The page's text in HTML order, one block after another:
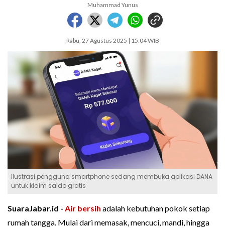
Muhammad Yunus
Rabu, 27 Agustus 2025 | 15:04 WIB
Ilustrasi pengguna smartphone sedang membuka aplikasi DANA
untuk klaim saldo gratis
SuaraJabar.id - Air bersih adalah kebutuhan pokok setiap
rumah tangga. Mulai dari memasak, mencuci, mandi, hingga